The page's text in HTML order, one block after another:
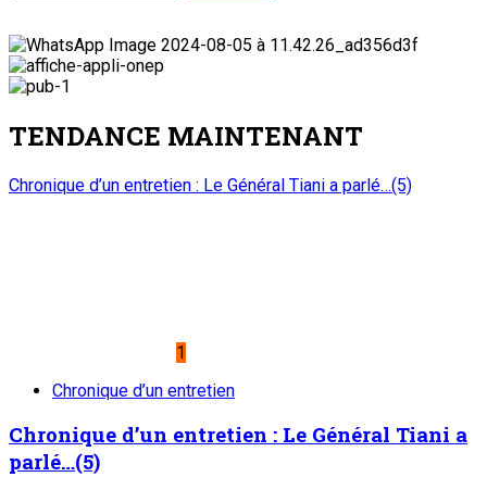
TENDANCE MAINTENANT
Chronique d’un entretien : Le Général Tiani a parlé…(5)
1
Chronique d’un entretien
Chronique d’un entretien : Le Général Tiani a
parlé…(5)